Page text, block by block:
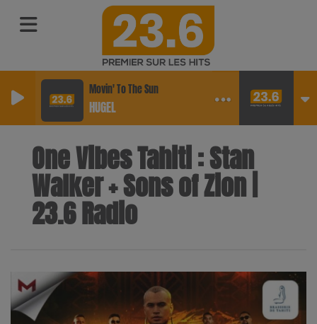
Movin' To The Sun
HUGEL
One Vibes Tahiti : Stan
Walker + Sons of Zion |
23.6 Radio